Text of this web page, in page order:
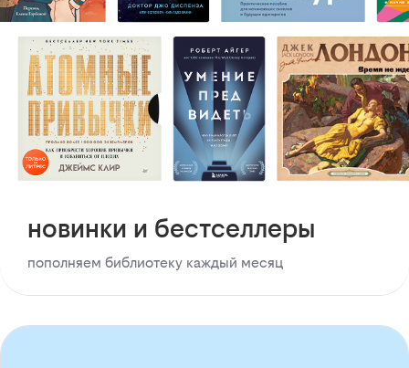
новинки и бестселлеры
пополняем библиотеку каждый месяц